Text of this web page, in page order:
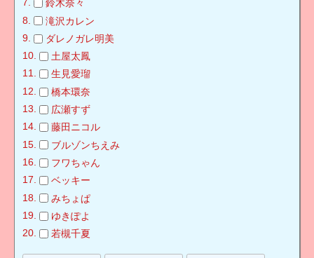
鈴木奈々
滝沢カレン
ダレノガレ明美
土屋太鳳
生見愛瑠
橋本環奈
広瀬すず
藤田ニコル
ブルゾンちえみ
フワちゃん
ベッキー
みちょぱ
ゆきぽよ
若槻千夏